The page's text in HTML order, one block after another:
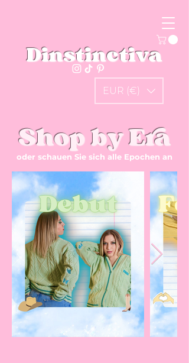
Dinstinctiva
EUR (€)
Shop by Era
oder schauen Sie sich alle Epochen an